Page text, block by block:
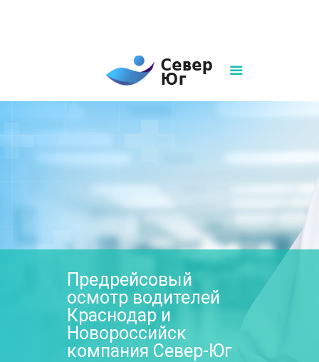
Предрейсовый
осмотр водителей
Краснодар и
Новороссийск
компания Север-Юг